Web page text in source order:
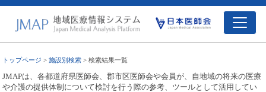
トップページ >施設別検索 > 検索結果一覧
JMAPは、各都道府県医師会、郡市区医師会や会員が、自地域の将来の医療
や介護の提供体制について検討を行う際の参考、ツールとして活用してい